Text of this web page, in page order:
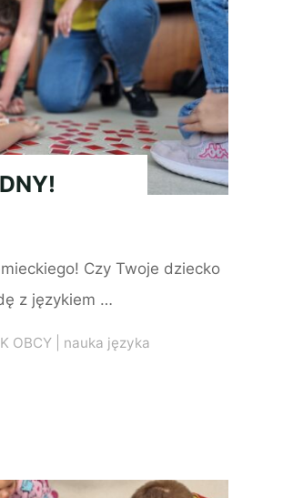
Czy Twoje dziecko
z językiem …
OBCY| nauka języka